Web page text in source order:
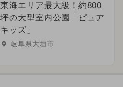
東海エリア最大級！約800
坪の大型室内公園「ピュア
キッズ」
岐阜県大垣市